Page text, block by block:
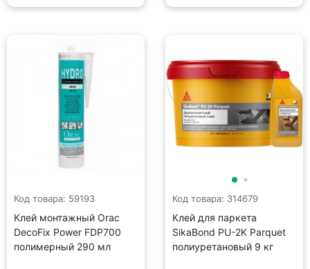
Код товара: 59193
Клей монтажный Orac
DecoFix Power FDP700
полимерный 290 мл
Код товара: 314679
Клей для паркета
SikaBond PU-2K Parquet
полиуретановый 9 кг